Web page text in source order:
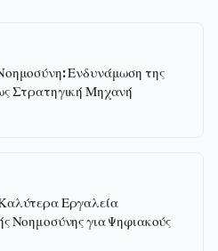
Ενδυνάμωση της
Στρατηγική Μηχανή
Εργαλεία
Νοημοσύνης για Ψηφιακούς